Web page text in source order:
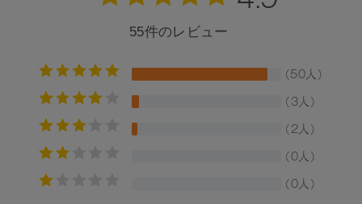
ロウ、アルガニアスピノサ核油、ラベンダー花エキス、ツバ
キ花エキス、グリチルリチン酸2K、カニナバラ果実油、イソ
ステアリン酸ソルビタン、フェノキシエタノール、トコフェ
BG、ジパルミチン酸アスコルビル、（+/-）マイカ、酸化チタ
ン、合成フルオロフロゴパイト、酸化鉄、黄4、赤202、水酸
化Al、グンジョウ、赤201、青1、酸化スズ、赤104（1）、シ
リカ、カオリン、カルミン、コンジョウ、メチコン
【原産国】